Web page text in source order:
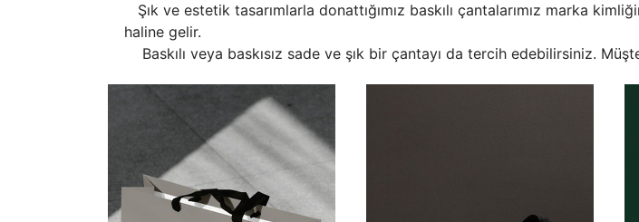
Şık ve estetik tasarımlarla donattığımız baskılı çantalarımız marka
haline gelir.
Baskılı veya baskısız sade ve şık bir çantayı da tercih edebilirsiniz.